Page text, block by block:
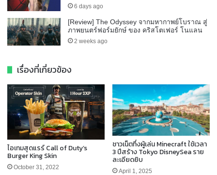
6 days ago
[Review] The Odyssey จากมหากาพย์โบราณ สู่
ภาพยนตร์ฟอร์มยักษ์ ของ คริสโตเฟอร์ โนแลน
2 weeks ago
เรื่องที่เกี่ยวข้อง
ไอเทมสุดแรร์ Call of Duty’s
Burger King Skin
October 31, 2022
ชาวเน็ตทึ่งผู้เล่น ​Minecraft ใช้เวลา
3 ปีสร้าง Tokyo DisneySea ราย
ละเอียดยิบ
April 1, 2025